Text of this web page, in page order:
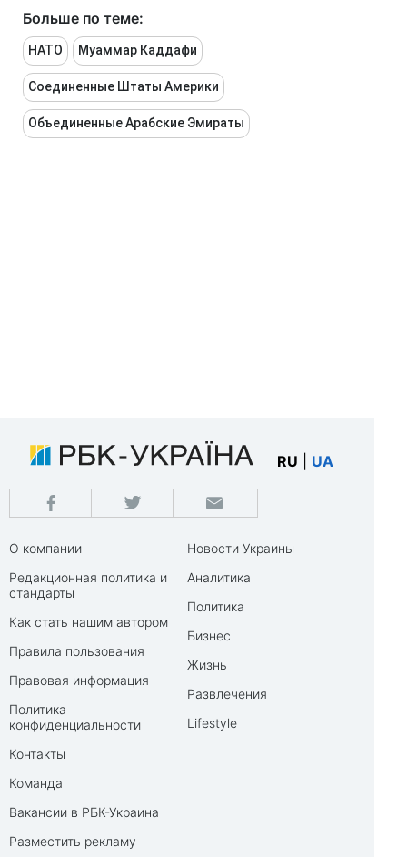
Больше по теме:
НАТО Муаммар Каддафи
Соединенные Штаты Америки
Объединенные Арабские Эмираты
RU UA
О компании
Редакционная политика и
стандарты
Как стать нашим автором
Правила пользования
Правовая информация
Политика
конфиденциальности
Контакты
Команда
Вакансии в РБК-Украина
Разместить рекламу
Новости Украины
Аналитика
Политика
Бизнес
Жизнь
Развлечения
Lifestyle